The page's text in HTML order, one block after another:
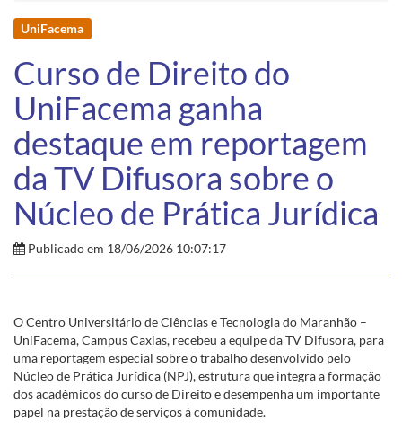
UniFacema
Curso de Direito do
UniFacema ganha
destaque em reportagem
da TV Difusora sobre o
Núcleo de Prática Jurídica
Publicado em 18/06/2026 10:07:17
O Centro Universitário de Ciências e Tecnologia do Maranhão –
UniFacema, Campus Caxias, recebeu a equipe da TV Difusora, para
uma reportagem especial sobre o trabalho desenvolvido pelo
Núcleo de Prática Jurídica (NPJ), estrutura que integra a formação
dos acadêmicos do curso de Direito e desempenha um importante
papel na prestação de serviços à comunidade.